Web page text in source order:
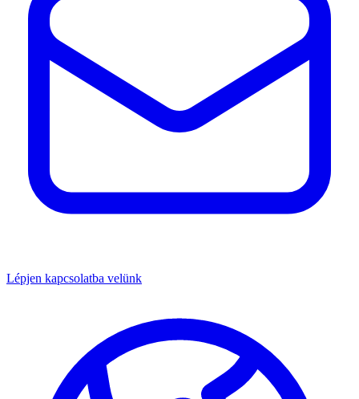
Lépjen kapcsolatba velünk